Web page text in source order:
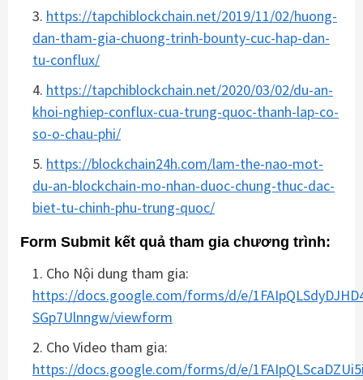
https://tapchiblockchain.net/2019/11/02/huong-
dan-tham-gia-chuong-trinh-bounty-cuc-hap-dan-
tu-conflux/
https://tapchiblockchain.net/2020/03/02/du-an-
khoi-nghiep-conflux-cua-trung-quoc-thanh-lap-co-
so-o-chau-phi/
https://blockchain24h.com/lam-the-nao-mot-
du-an-blockchain-mo-nhan-duoc-chung-thuc-dac-
biet-tu-chinh-phu-trung-quoc/
Form Submit kết quả tham gia chương trình:
Cho Nội dung tham gia:
https://docs.google.com/forms/d/e/
SGp7Ulnngw/viewform
Cho Video tham gia:
https://docs.google.com/forms/d/e/